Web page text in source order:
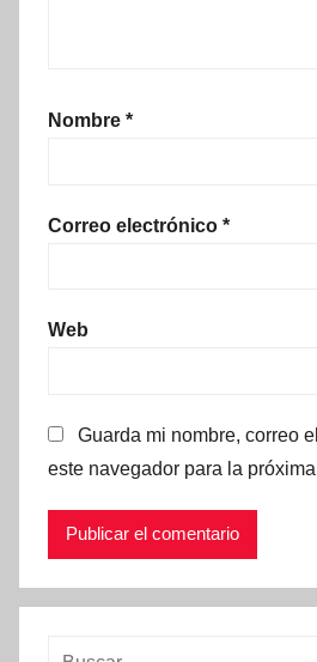
Nombre *
Correo electrónico *
Web
Guarda mi nombre, correo
este navegador para la
Buscar: